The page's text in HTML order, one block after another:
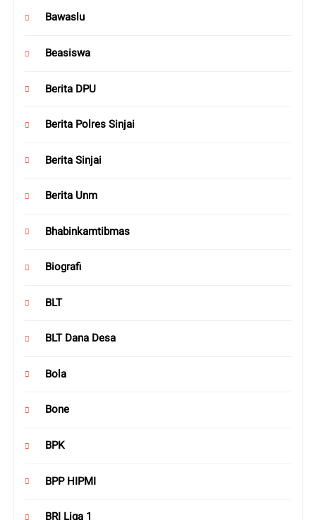
Bawaslu
Beasiswa
Berita DPU
Berita Polres Sinjai
Berita Sinjai
Berita Unm
Bhabinkamtibmas
Biografi
BLT
BLT Dana Desa
Bola
Bone
BPK
BPP HIPMI
BRI Liga 1